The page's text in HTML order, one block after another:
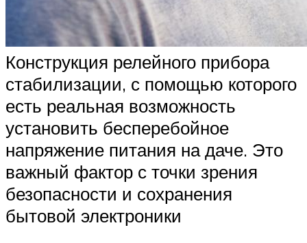
Конструкция релейного прибора
стабилизации, с помощью которого
есть реальная возможность
установить бесперебойное
напряжение питания на даче. Это
важный фактор с точки зрения
безопасности и сохранения
бытовой электроники